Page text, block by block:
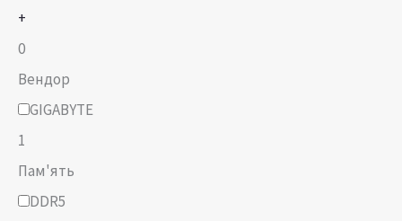
+
0
Вендор
GIGABYTE
1
Пам'ять
DDR5